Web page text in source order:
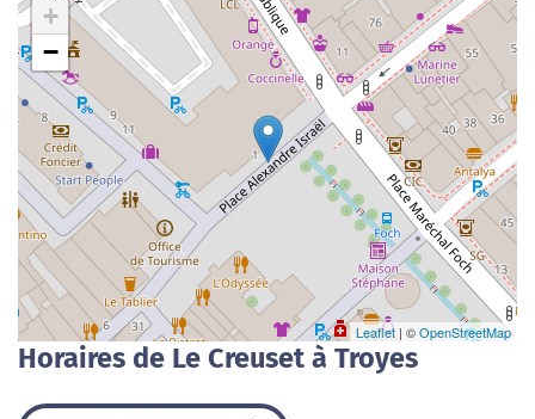
+
−
Leaflet | ©OpenStreetMap
Horaires de Le Creuset à Troyes